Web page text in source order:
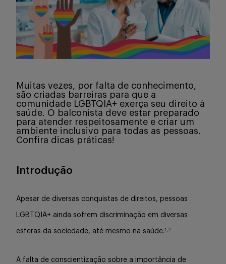
Serviços
Sobre
Entrar
Buscar
Muitas vezes, por falta de conhecimento,
são criadas barreiras para que a
comunidade LGBTQIA+ exerça seu direito à
saúde. O balconista deve estar preparado
para atender respeitosamente e criar um
ambiente inclusivo para todas as pessoas.
Confira dicas práticas!
Introdução
Apesar de diversas conquistas de direitos, pessoas
LGBTQIA+ ainda sofrem discriminação em diversas
esferas da sociedade, até mesmo na saúde. 1,2
A falta de conscientização sobre a importância de